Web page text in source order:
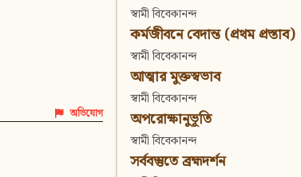
অভিযোগ
স্বামী বিবেকানন্দ
কর্মজীবনে বেদান্ত (প্রথম প্রস্তাব)
স্বামী বিবেকানন্দ
আত্মার মুক্তস্বভাব
স্বামী বিবেকানন্দ
অপরোক্ষানুভূতি
স্বামী বিবেকানন্দ
সর্ববস্তুতে ব্রহ্মদর্শন